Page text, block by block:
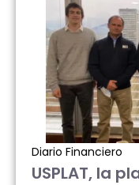
Diario Financiero
USPLAT, la